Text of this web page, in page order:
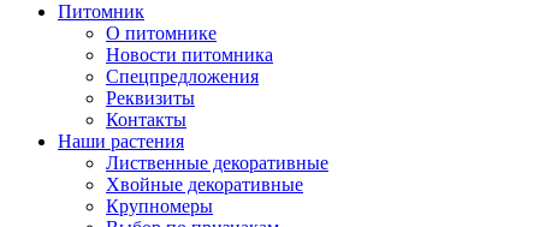
Питомник
О питомнике
Новости питомника
Спецпредложения
Реквизиты
Контакты
Наши растения
Лиственные декоративные
Хвойные декоративные
Крупномеры